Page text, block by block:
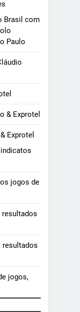
Brasil com
Paulo
& Exprotel
Exprotel
jogos de
resultados
resultados
jogos,